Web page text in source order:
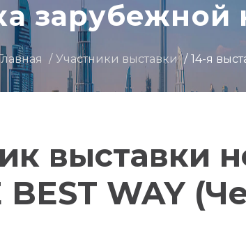
Участники выставки 14-я
выставки
BEST WAY